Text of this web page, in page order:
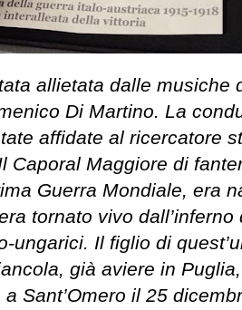
allietata dalle musiche
Di Martino. La
affidate al ricercatore
Caporal Maggiore di
Guerra Mondiale, era
tornato vivo
ungarici. Il figlio di
già aviere in
Sant’Omero il 25